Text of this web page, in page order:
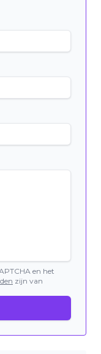
en het
zijn van